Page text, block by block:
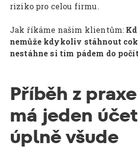
riziko pro celou firmu.
Jak říkáme našim klientům:
nemůže kdykoliv stáhnout
nestáhne si tím pádem do
Příběh z
má jeden
úplně všude